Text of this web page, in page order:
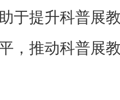
于提升科普展
，推动科普展